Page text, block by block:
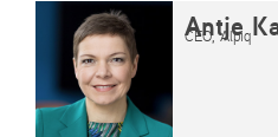
Antje
CEO, Alpiq